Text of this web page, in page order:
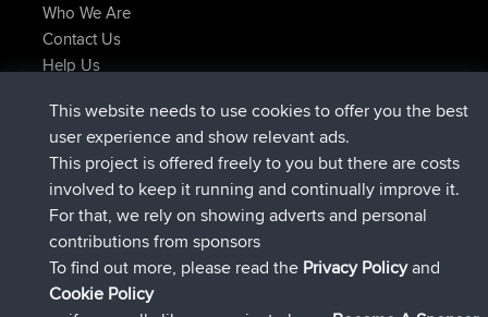
Who We Are
Contact Us
Help Us
TTonyFjoinedBBRNow
joshawkDeleted Route 20 hrs, 41 min ago
AndyMnjoinedBBRYesterday
AtanasjoinedBBR Yesterday
JimmyGERjoinedBBRYesterday
JakMartinjoinedBBRAugust 8, 2026
Connect
This website needs to use cookies to offer you the best
user experience and show relevant ads.
This project is offered freely to you but there are costs
involved to keep it running and continually improve it.
For that, we rely on showing adverts and personal
contributions from sponsors
To find out more, please read the Privacy Policyand
Cookie Policy